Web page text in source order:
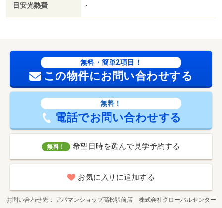
目安光熱費 -
無料・簡単2項目！
この物件にお問い合わせする
無料！
電話でお問い合わせする
無料！ 希望日時を選んで見学予約する
お気に入りに追加する
お問い合わせ先
アパマンショップ高松駅前店 株式会社グローバルセンター